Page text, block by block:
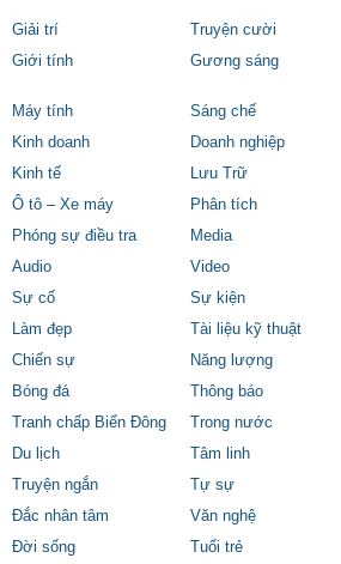
Giải trí
Truyện cười
Giới tính
Gương sáng
Máy tính
Sáng chế
Kinh doanh
Doanh nghiệp
Kinh tế
Lưu Trữ
Ô tô – Xe máy
Phân tích
Phóng sự điều tra
Media
Audio
Video
Sự cố
Sự kiện
Làm đẹp
Tài liệu kỹ thuật
Chiến sự
Năng lượng
Bóng đá
Thông báo
Tranh chấp Biển Đông
Trong nước
Du lịch
Tâm linh
Truyện ngắn
Tự sự
Đắc nhân tâm
Văn nghệ
Đời sống
Tuổi trẻ